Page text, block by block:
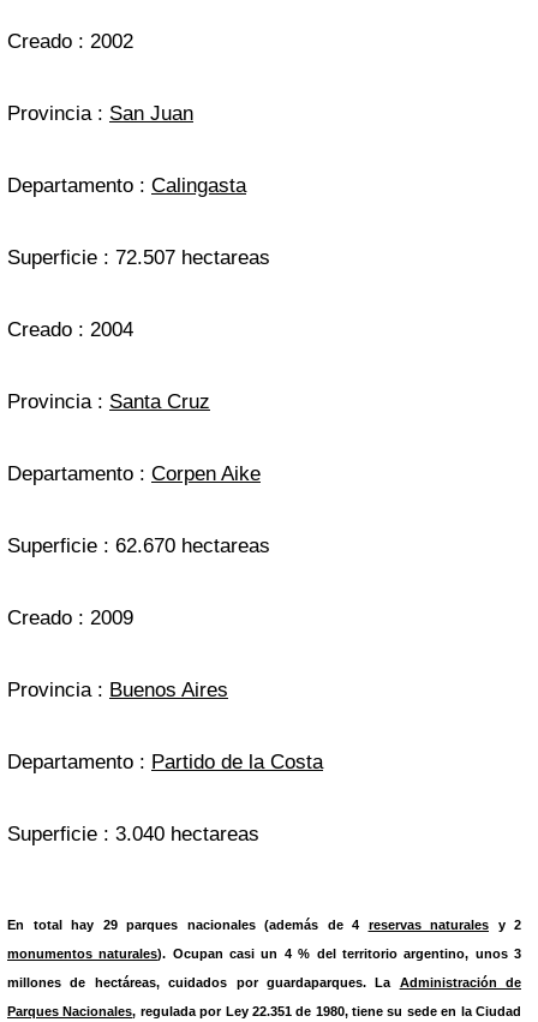
Creado : 2002
Provincia : San Juan
Departamento : Calingasta
Superficie : 72.507 hectareas
Creado : 2004
Provincia : Santa Cruz
Departamento : Corpen Aike
Superficie : 62.670 hectareas
Creado : 2009
Provincia : Buenos Aires
Departamento : Partido de la Costa
Superficie : 3.040 hectareas
En total hay 29 parques nacionales (además de 4 reservas naturales y 2
monumentos naturales). Ocupan casi un 4 % del territorio argentino, unos 3
millones de hectáreas, cuidados por guardaparques. La Administración de
Parques Nacionales, regulada por Ley 22.351 de 1980, tiene su sede en la Ciudad